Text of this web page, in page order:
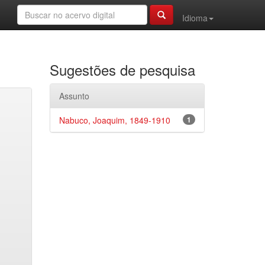
Idioma
Sugestões de pesquisa
Assunto
1
Nabuco, Joaquim, 1849-1910